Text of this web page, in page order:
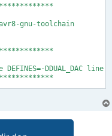
gnu-toolchain
DDUAL_DAC line
1